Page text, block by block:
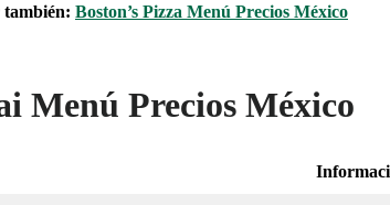
también: Boston’s Pizza Menú Precios México
Menú Precios México